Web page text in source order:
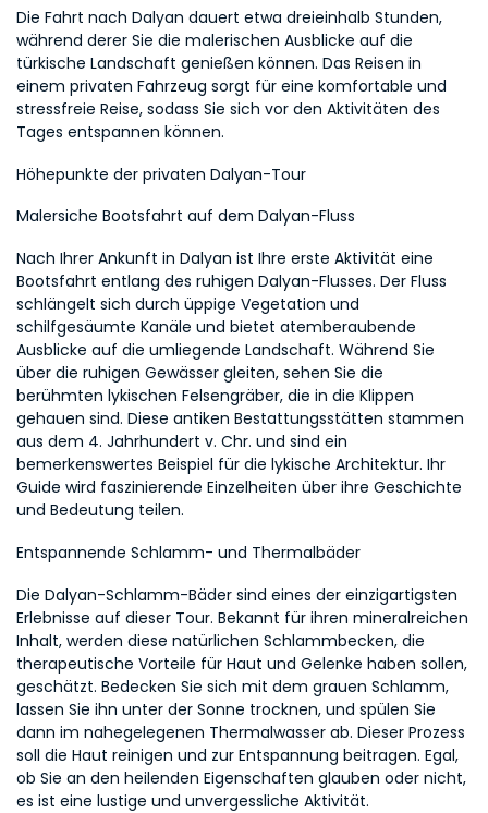
Die Fahrt nach Dalyan dauert etwa dreieinhalb Stunden,
während derer Sie die malerischen Ausblicke auf die
türkische Landschaft genießen können. Das Reisen in
einem privaten Fahrzeug sorgt für eine komfortable und
stressfreie Reise, sodass Sie sich vor den Aktivitäten des
Tages entspannen können.
Höhepunkte der privaten Dalyan-Tour
Malersiche Bootsfahrt auf dem Dalyan-Fluss
Nach Ihrer Ankunft in Dalyan ist Ihre erste Aktivität eine
Bootsfahrt entlang des ruhigen Dalyan-Flusses. Der Fluss
schlängelt sich durch üppige Vegetation und
schilfgesäumte Kanäle und bietet atemberaubende
Ausblicke auf die umliegende Landschaft. Während Sie
über die ruhigen Gewässer gleiten, sehen Sie die
berühmten lykischen Felsengräber, die in die Klippen
gehauen sind. Diese antiken Bestattungsstätten stammen
aus dem 4. Jahrhundert v. Chr. und sind ein
bemerkenswertes Beispiel für die lykische Architektur. Ihr
Guide wird faszinierende Einzelheiten über ihre Geschichte
und Bedeutung teilen.
Entspannende Schlamm- und Thermalbäder
Die Dalyan-Schlamm-Bäder sind eines der einzigartigsten
Erlebnisse auf dieser Tour. Bekannt für ihren mineralreichen
Inhalt, werden diese natürlichen Schlammbecken, die
therapeutische Vorteile für Haut und Gelenke haben sollen,
geschätzt. Bedecken Sie sich mit dem grauen Schlamm,
lassen Sie ihn unter der Sonne trocknen, und spülen Sie
dann im nahegelegenen Thermalwasser ab. Dieser Prozess
soll die Haut reinigen und zur Entspannung beitragen. Egal,
ob Sie an den heilenden Eigenschaften glauben oder nicht,
es ist eine lustige und unvergessliche Aktivität.